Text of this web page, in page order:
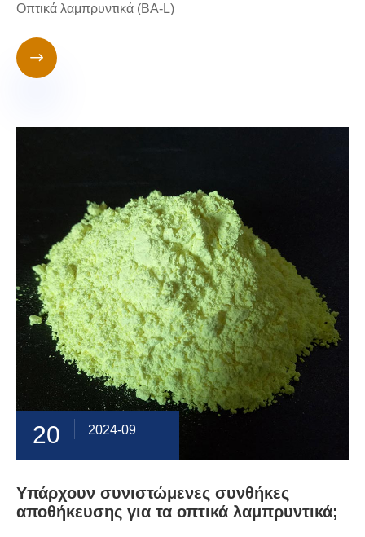
Οπτικά λαμπρυντικά (BA-L)

20 2024-09
Υπάρχουν συνιστώμενες συνθήκες
αποθήκευσης για τα οπτικά λαμπρυντικά;